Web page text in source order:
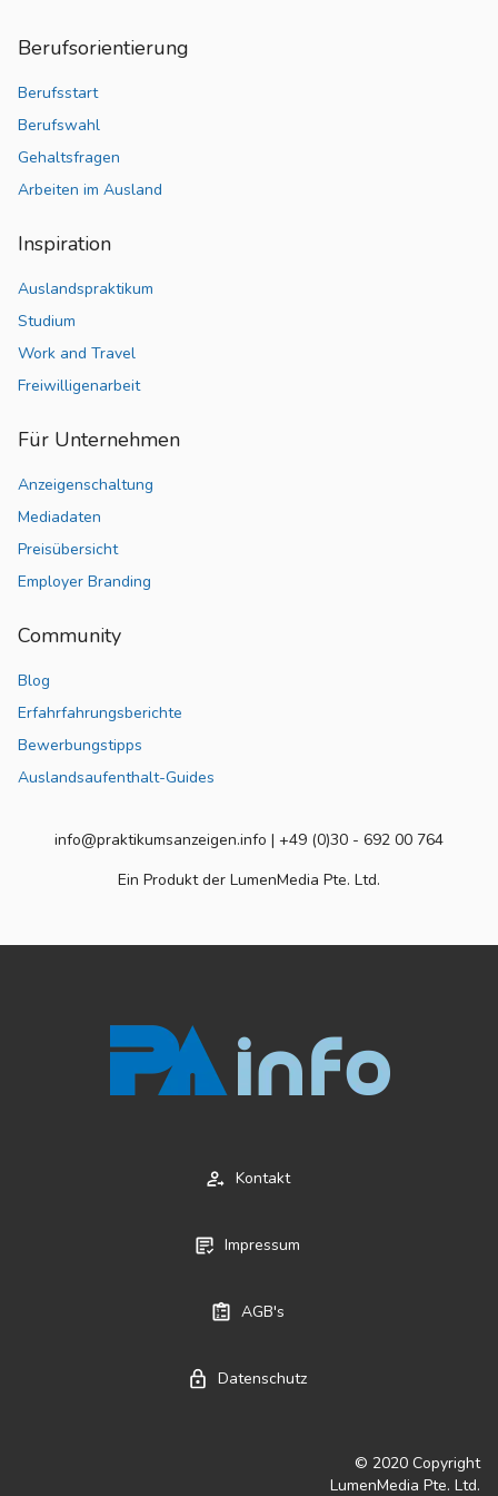
Berufsorientierung
Berufsstart
Berufswahl
Gehaltsfragen
Arbeiten im Ausland
Inspiration
Auslandspraktikum
Studium
Work and Travel
Freiwilligenarbeit
Für Unternehmen
Anzeigenschaltung
Mediadaten
Preisübersicht
Employer Branding
Community
Blog
Erfahrfahrungsberichte
Bewerbungstipps
Auslandsaufenthalt-Guides
info@praktikumsanzeigen.info | +49 (0)30 - 692 00 764
Ein Produkt der LumenMedia Pte. Ltd.
Kontakt
Impressum
AGB's
Datenschutz
© 2020 Copyright
LumenMedia Pte. Ltd.